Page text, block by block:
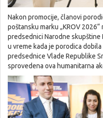
Nakon promocije, članovi
poštansku marku „KROV
predsednici Narodne skupštine
u vreme kada je porodica
predsednice Vlade Republike
sprovedena ova humanitarna